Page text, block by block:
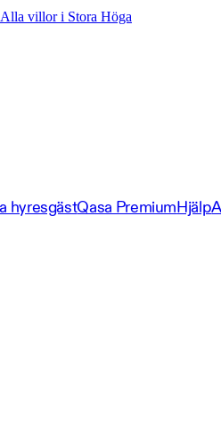
Alla villor i Stora Höga
hyresgästQasa PremiumHjälp